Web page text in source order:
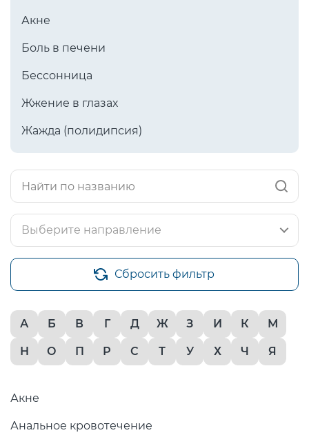
Акне
Боль в печени
Бессонница
Жжение в глазах
Жажда (полидипсия)
Выберите направление
Сбросить фильтр
А Б В Г Д Ж З И К М
Н О П Р С Т У Х Ч Я
Акне
Анальное кровотечение